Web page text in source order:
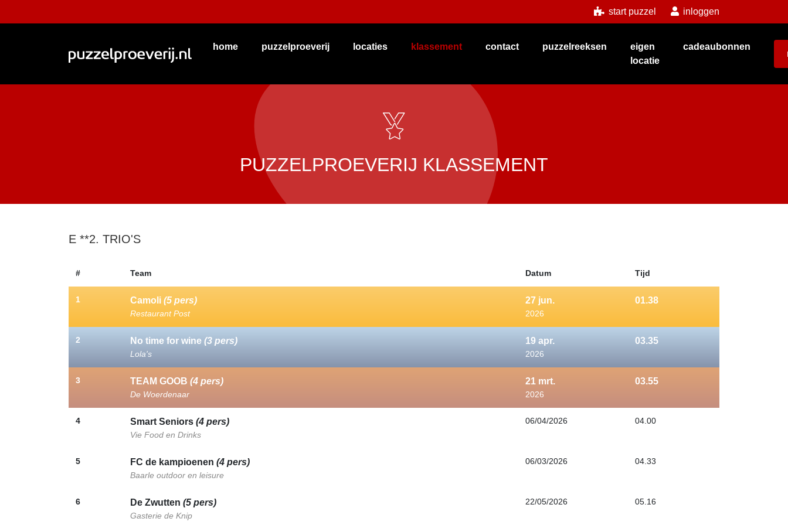
start puzzel inloggen
home puzzelproeverij locaties klassement contact puzzelreeksen
eigen
locatie
cadeaubonnen
PUZZELPROEVERIJ KLASSEMENT
E **2. TRIO'S
# Team Datum Tijd
1 Camoli (5 pers)
Restaurant Post
27 jun.
2026
01.38
2 No time for wine (3 pers)
Lola's
19 apr.
2026
03.35
3 TEAM GOOB (4 pers)
De Woerdenaar
21 mrt.
2026
03.55
4 Smart Seniors (4 pers)
Vie Food en Drinks
06/04/2026 04.00
5 FC de kampioenen (4 pers)
Baarle outdoor en leisure
06/03/2026 04.33
6 De Zwutten (5 pers)
Gasterie de Knip
22/05/2026 05.16